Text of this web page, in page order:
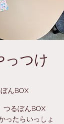
っつけ
んBOX
るぼんBOX
ったらいっしょ